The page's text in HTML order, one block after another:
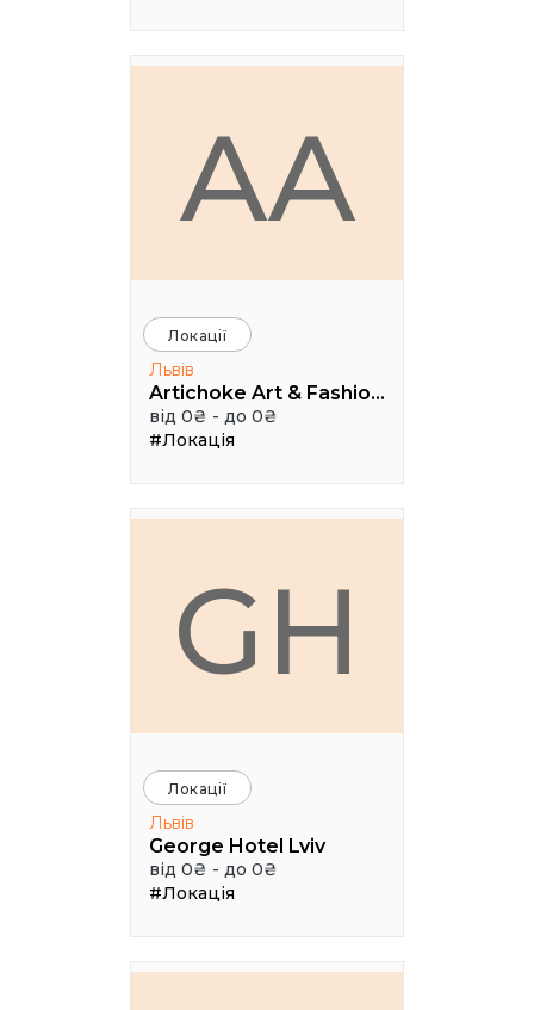
AA
Локації
Львів
Artichoke Art & Fashion School
від 0₴ - до 0₴
#Локація
GH
Локації
Львів
George Hotel Lviv
від 0₴ - до 0₴
#Локація